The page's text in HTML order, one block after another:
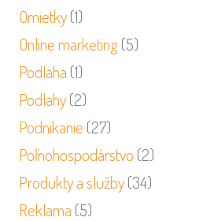
Omietky(1)
Online marketing (5)
Podlaha (1)
Podlahy(2)
Podnikanie (27)
Poľnohospodárstvo (2)
Produkty a služby(34)
Reklama (5)